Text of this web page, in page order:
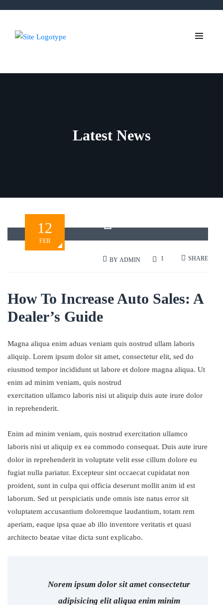
Latest News
www.themeforest.net
12
FEB
BY ADMIN 1 SHARE
How To Increase Auto Sales: A
Dealer’s Guide
Magna aliqua enim aduas veniam quis nostrud ullam laboris
aliquip. Lorem ipsum dolor sit amet, consectetur elit, sed do
eiusmod tempor incididunt ut labore et dolore magna aliqua. Ut
enim ad minim veniam, quis nostrud
exercitation ullamco laboris nisi ut aliquip duis aute irure dolor
in reprehenderit.
Enim ad minim veniam, quis nostrud exercitation ullamco
laboris nisi ut aliquip ex ea commodo consequat. Duis aute irure
dolor in reprehenderit in voluptate velit esse cillum dolore eu
fugiat nulla pariatur. Excepteur sint occaecat cupidatat non
proident, sunt in culpa qui officia deserunt mollit anim id est
laborum. Sed ut perspiciatis unde omnis iste natus error sit
voluptatem accusantium doloremque laudantium, totam rem
aperiam, eaque ipsa quae ab illo inventore veritatis et quasi
architecto beatae vitae dicta sunt explicabo.
Norem ipsum dolor sit amet consectetur
adipisicing elit aliqua enim minim